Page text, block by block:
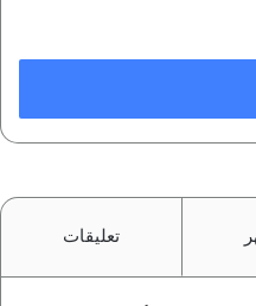
تعليقات